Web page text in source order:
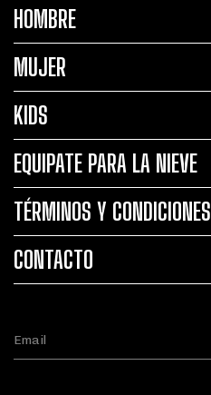
HOMBRE
MUJER
KIDS
EQUIPATE PARA LA NIEVE
TÉRMINOS Y CONDICIONES
CONTACTO